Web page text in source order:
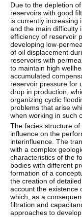
Due to the depletion
reservoirs with good
is currently increasing
and the main difficulty
efficiency of reservoir
developing low-
of oil displacement
reservoirs with
to maintain high
accumulated
reservoir pressure for
drop in production,
organizing cyclic
problems that arise
when working in such
The facies structure
influence on the
interinfluence. The
with a complex
characteristics of the
bodies with different
formation of a
the creation of
account the existence
which, as a
filtration and
approaches to